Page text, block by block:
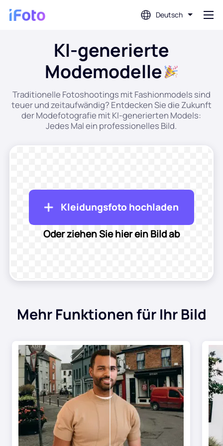
Deutsch
Anmeldung
Hintergrundentferner
Passfoto-Ersteller
KI-Frisur
Altes Foto wiederherstellen
Foto kolorieren
E-Commerce-Tools
KI-Modemodels
Kleidung neu einfärben
PDF-Tools
PDF Übersetzer
Alle Tools entdecken
KI-generierte
Modemodelle
Traditionelle Fotoshootings mit Fashionmodels sind
teuer und zeitaufwändig? Entdecken Sie die Zukunft
der Modefotografie mit KI-generierten Models:
Jedes Mal ein professionelles Bild.
Kleidungsfoto hochladen
Oder ziehen Sie hier ein Bild ab
Mehr Funktionen für Ihr Bild